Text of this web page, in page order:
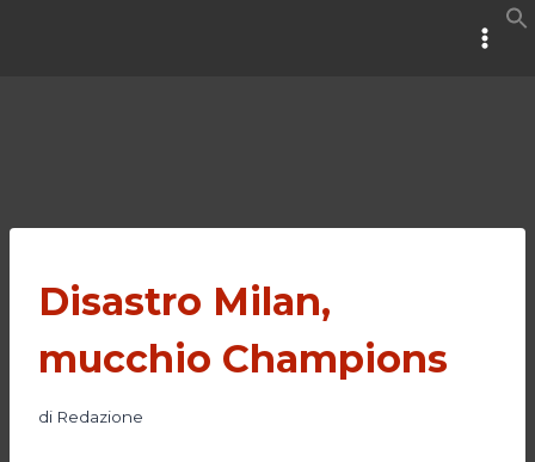
Disastro Milan,
mucchio Champions
di Redazione